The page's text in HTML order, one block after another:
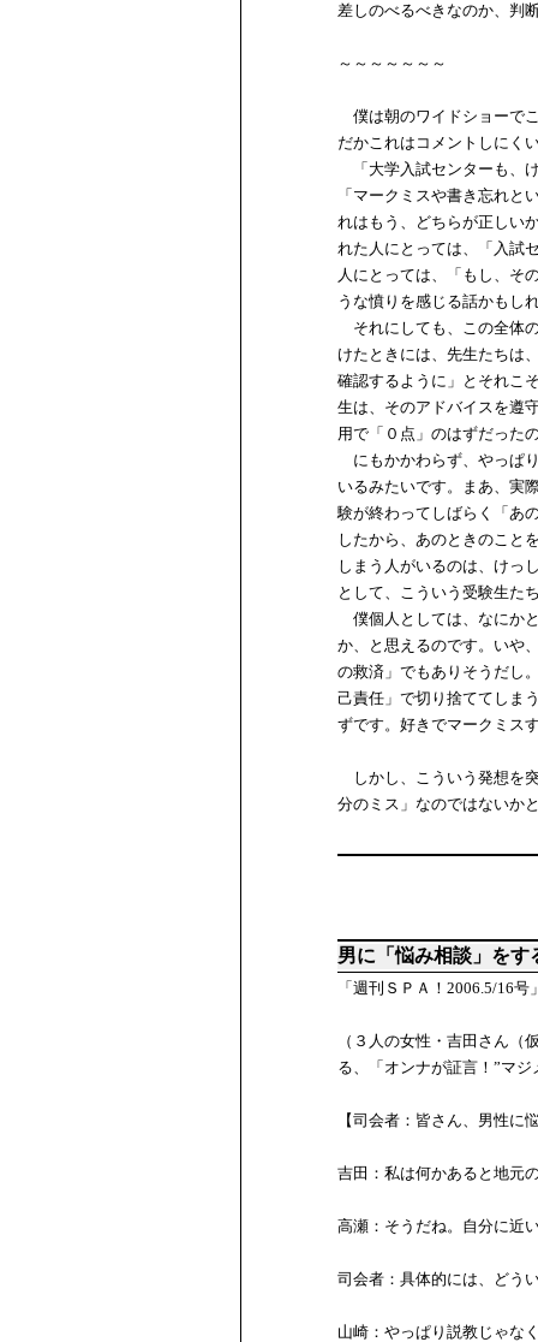
差しのべるべきなのか、判
～～～～～～～
僕は朝のワイドショーで
だかこれはコメントしにく
「大学入試センターも、
「マークミスや書き忘れ
れはもう、どちらが正しい
れた人にとっては、「入試
人にとっては、「もし、そ
うな憤りを感じる話かもし
それにしても、この全体
けたときには、先生たちは
確認するように」とそれこ
生は、そのアドバイスを遵
用で「０点」のはずだった
にもかかわらず、やっぱ
いるみたいです。まあ、実
験が終わってしばらく「あ
したから、あのときのこと
しまう人がいるのは、けっ
として、こういう受験生た
僕個人としては、なにか
か、と思えるのです。いや
の救済」でもありそうだし
己責任」で切り捨ててしま
ずです。好きでマークミス
しかし、こういう発想を
分のミス」なのではないか
男に「悩み相談」をす
「週刊ＳＰＡ！2006.5/16
（３人の女性・吉田さん
る、「オンナが証言！”マ
【司会者：皆さん、男性に
吉田：私は何かあると地元
高瀬：そうだね。自分に近
司会者：具体的には、どう
山崎：やっぱり説教じゃな